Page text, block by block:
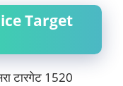
Target
टारगेट 1520